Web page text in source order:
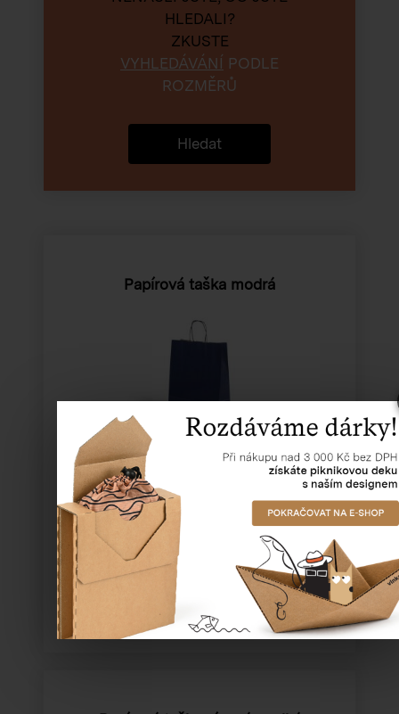
HLEDALI?
ZKUSTE
VYHLEDÁVÁNÍ PODLE
ROZMĚRŮ
Hledat
Papírová taška modrá
Katalogové číslo:
Cena od
12,34 Kč